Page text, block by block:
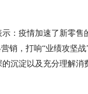
：疫情加速了新零
销，打响“业绩攻坚
沉淀以及充分理解消